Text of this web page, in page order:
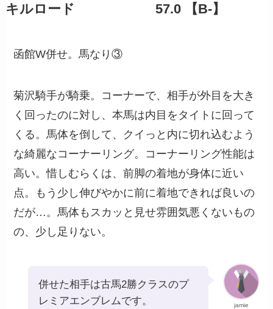
キルロード 57.0 【B-】
函館W併せ。馬なり③
菊沢騎手が騎乗。コーナーで、相手が外目を大き
く回ったのに対し、本馬は内目をタイトに回って
くる。馬体を倒して、クイっと内に切れ込むよう
な綺麗なコーナーリング。コーナーリング性能は
高い。惜しむらくは、前脚の着地が身体に近い
点。もう少し伸びやかに前に着地できれば良いの
だが…。馬体もスカッと見せ雰囲気悪くないもの
の、少し足りない。
jamie
併せた相手は古馬2勝クラスのプ
レミアエンブレムです。